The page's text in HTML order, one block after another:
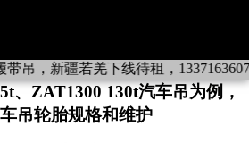
带吊，新疆若羌下线待租，
、ZAT1300 130t汽车吊为例，
吊轮胎规格和维护